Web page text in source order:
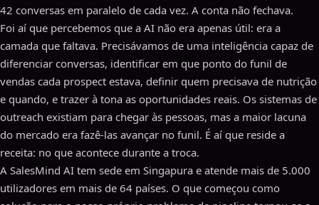
42 conversas em paralelo de cada vez. A conta não fechava.
Foi aí que percebemos que a AI não era apenas útil: era a
camada que faltava. Precisávamos de uma inteligência capaz de
diferenciar conversas, identificar em que ponto do funil de
vendas cada prospect estava, definir quem precisava de nutrição
e quando, e trazer à tona as oportunidades reais. Os sistemas de
outreach existiam para chegar às pessoas, mas a maior lacuna
do mercado era fazê-las avançar no funil. É aí que reside a
receita: no que acontece durante a troca.
A SalesMind AI tem sede em Singapura e atende mais de 5.000
utilizadores em mais de 64 países. O que começou como